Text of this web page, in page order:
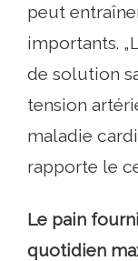
peut
importants.
de solution
tension
maladie
rapporte le
Le pain
quotidien